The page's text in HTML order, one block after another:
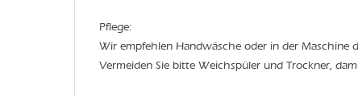
Pflege:
Wir empfehlen Handwäsche oder in der Maschine
Vermeiden Sie bitte Weichspüler und Trockner,